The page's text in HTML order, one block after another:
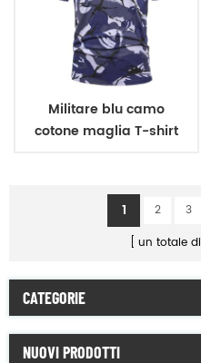
Militare blu camo
cotone maglia T-shirt
1 2 3
un totale di
CATEGORIE
NUOVI PRODOTTI